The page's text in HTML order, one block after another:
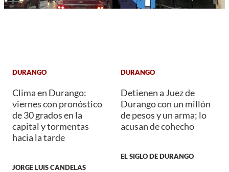
DURANGO
Clima en Durango:
viernes con pronóstico
de 30 grados en la
capital y tormentas
hacia la tarde
JORGE LUIS CANDELAS
DURANGO
Detienen a Juez de
Durango con un millón
de pesos y un arma; lo
acusan de cohecho
EL SIGLO DE DURANGO